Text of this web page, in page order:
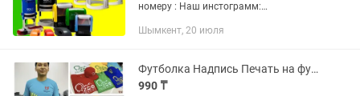
номеру : Наш инстограмм:
Тоо,Ип,Ао,ЗАО,Оо,Гу, Печати для врачей
Шымкент, 20 июля
Футболка Надпись Печать на футболках Кепка Фартук Толстовка Свитшот
990 ₸